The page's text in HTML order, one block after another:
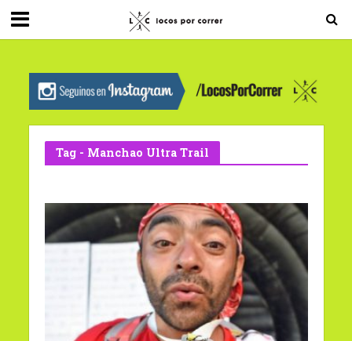
G-0X2PD3RFLV
Tag - Manchao Ultra Trail